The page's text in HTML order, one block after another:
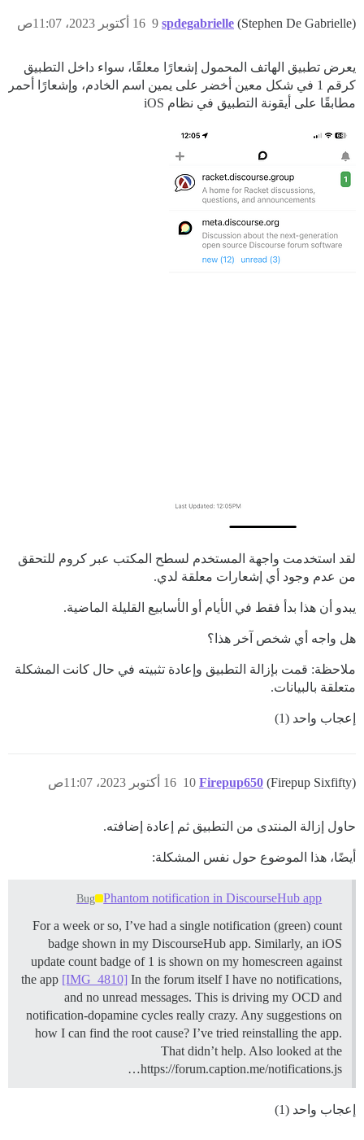
spdegabrielle (Stephen De Gabrielle) 16 أكتوبر 2023، 11:07ص 9
يعرض تطبيق الهاتف المحمول إشعارًا معلقًا، سواء داخل التطبيق
كرقم 1 في شكل معين أخضر على يمين اسم الخادم، وإشعارًا أحمر
مطابقًا على أيقونة التطبيق في نظام iOS
لقد استخدمت واجهة المستخدم لسطح المكتب عبر كروم للتحقق
من عدم وجود أي إشعارات معلقة لدي.
يبدو أن هذا بدأ فقط في الأيام أو الأسابيع القليلة الماضية.
هل واجه أي شخص آخر هذا؟
ملاحظة: قمت بإزالة التطبيق وإعادة تثبيته في حال كانت المشكلة
متعلقة بالبيانات.
إعجاب واحد (1)
Firepup650 (Firepup Sixfifty) 16 أكتوبر 2023، 11:07ص 10
حاول إزالة المنتدى من التطبيق ثم إعادة إضافته.
أيضًا، هذا الموضوع حول نفس المشكلة:
Phantom notification in DiscourseHub app
Bug
For a week or so, I’ve had a single notification (green) count
badge shown in my DiscourseHub app. Similarly, an iOS
update count badge of 1 is shown on my homescreen against
the app [IMG_4810] In the forum itself I have no notifications,
and no unread messages. This is driving my OCD and
notification-dopamine cycles really crazy. Any suggestions on
how I can find the root cause? I’ve tried reinstalling the app.
That didn’t help. Also looked at the
https://forum.caption.me/notifications.js…
إعجاب واحد (1)